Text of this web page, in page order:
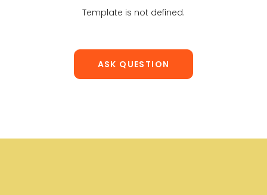
Template is not defined.
ASK QUESTION